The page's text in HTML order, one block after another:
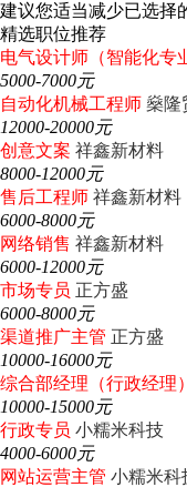
建议您适当减少已选择
精选职位推荐
电气设计师（智能化专
5000-7000元
自动化机械工程师 燊隆
12000-20000元
创意文案 祥鑫新材料
8000-12000元
售后工程师 祥鑫新材料
6000-8000元
网络销售 祥鑫新材料
6000-12000元
市场专员 正方盛
6000-8000元
渠道推广主管 正方盛
10000-16000元
综合部经理（行政经理）
10000-15000元
行政专员 小糯米科技
4000-6000元
网站运营主管 小糯米科